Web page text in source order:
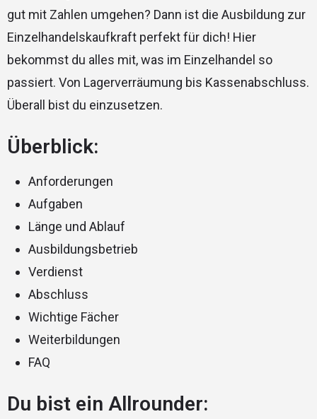
gut mit Zahlen umgehen? Dann ist die Ausbildung zur
Einzelhandelskaufkraft perfekt für dich! Hier
bekommst du alles mit, was im Einzelhandel so
passiert. Von Lagerverräumung bis Kassenabschluss.
Überall bist du einzusetzen.
Überblick:
Anforderungen
Aufgaben
Länge und Ablauf
Ausbildungsbetrieb
Verdienst
Abschluss
Wichtige Fächer
Weiterbildungen
FAQ
Du bist ein Allrounder: